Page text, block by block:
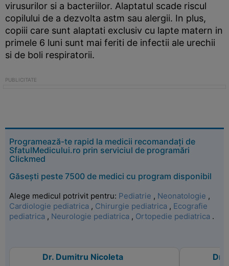
virusurilor si a bacteriilor. Alaptatul scade riscul
copilului de a dezvolta astm sau alergii. In plus,
copiii care sunt alaptati exclusiv cu lapte matern in
primele 6 luni sunt mai feriti de infectii ale urechii
si de boli respiratorii.
Programează-te rapid la medicii recomandați de
SfatulMedicului.ro prin serviciul de programări
Clickmed
Găsești peste 7500 de medici cu program disponibil
Alege medicul potrivit pentru: Pediatrie , Neonatologie ,
Cardiologie pediatrica , Chirurgie pediatrica , Ecografie
pediatrica , Neurologie pediatrica , Ortopedie pediatrica .
Dr. Dumitru Nicoleta Dr.